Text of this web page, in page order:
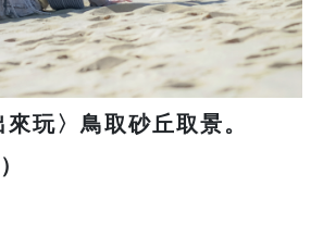
玩〉鳥取砂丘取景。